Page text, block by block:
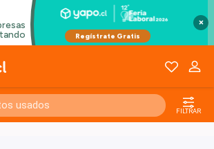
×
FILTRAR